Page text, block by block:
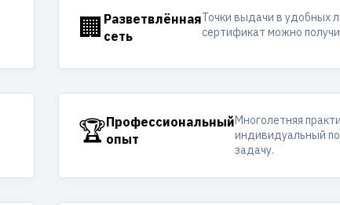
🏢 Разветвлённая
сеть
Точки выдачи в удобных
сертификат можно
🏆Профессиональный
опыт
Многолетняя
индивидуальный
задачу.